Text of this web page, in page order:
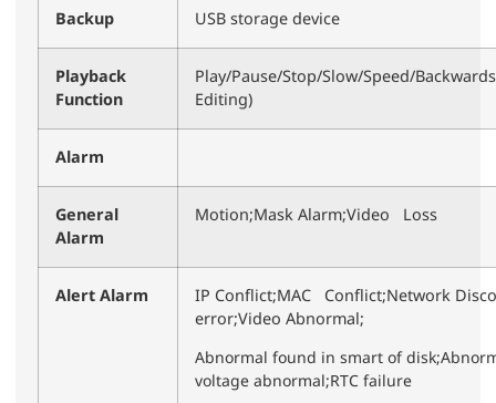
Backup USB storage device
Playback
Function
Play/Pause/Stop/Slow/Speed/
Editing)
Alarm
General
Alarm
Motion;Mask Alarm;Video Loss
Alert Alarm
IP Conflict;MAC Conflict;Network
error;Video Abnormal;
Abnormal found in smart of
voltage abnormal;RTC failure